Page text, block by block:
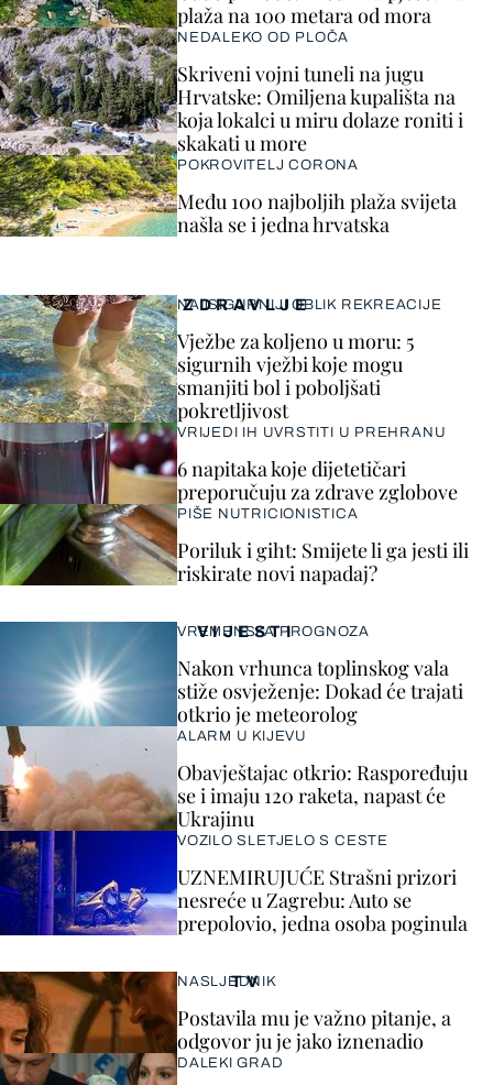
VIJESTI
VREMENSKA PROGNOZA
Nakon vrhunca toplinskog vala
stiže osvježenje: Dokad će trajati
otkrio je meteorolog
ALARM U KIJEVU
Obavještajac otkrio: Raspoređuju
se i imaju 120 raketa, napast će
Ukrajinu
VOZILO SLETJELO S CESTE
UZNEMIRUJUĆE Strašni prizori
nesreće u Zagrebu: Auto se
prepolovio, jedna osoba poginula
ZDRAVLJE
NAJSIGURNIJI OBLIK REKREACIJE
Vježbe za koljeno u moru: 5
sigurnih vježbi koje mogu
smanjiti bol i poboljšati
pokretljivost
VRIJEDI IH UVRSTITI U PREHRANU
6 napitaka koje dijetetičari
preporučuju za zdrave zglobove
PIŠE NUTRICIONISTICA
Poriluk i giht: Smijete li ga jesti ili
riskirate novi napadaj?
TV
NASLJEDNIK
Postavila mu je važno pitanje, a
odgovor ju je jako iznenadio
DALEKI GRAD
plaža na 100 metara od mora
NEDALEKO OD PLOČA
Skriveni vojni tuneli na jugu
Hrvatske: Omiljena kupališta na
koja lokalci u miru dolaze roniti i
skakati u more
POKROVITELJ CORONA
Među 100 najboljih plaža svijeta
našla se i jedna hrvatska